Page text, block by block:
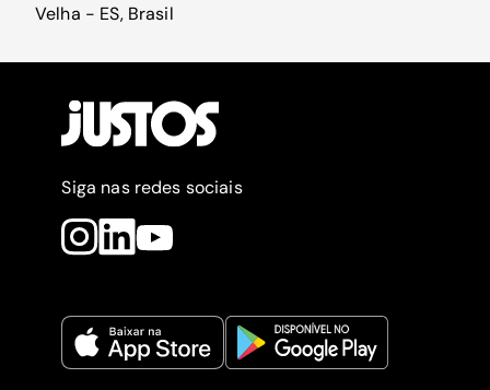
Velha - ES, Brasil
Siga nas redes sociais